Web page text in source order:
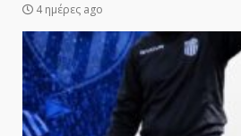
4 ημέρες ago